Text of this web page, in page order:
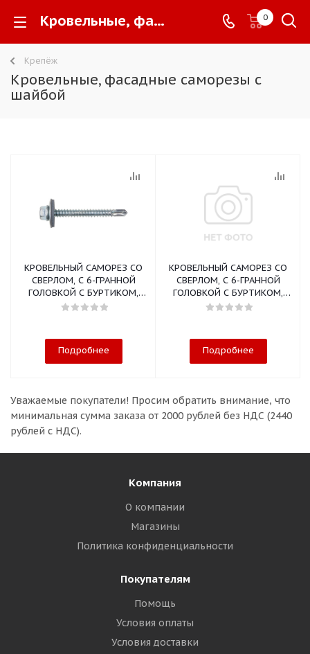
Кровельные, фасадные саморезы с шайбой - 0
Крепёж
Кровельные, фасадные саморезы с
шайбой
КРОВЕЛЬНЫЙ САМОРЕЗ СО
СВЕРЛОМ, С 6-ГРАННОЙ
ГОЛОВКОЙ С БУРТИКОМ,
EPDM ШАЙБА, ЦИНК
Подробнее
КРОВЕЛЬНЫЙ САМОРЕЗ СО
СВЕРЛОМ, С 6-ГРАННОЙ
ГОЛОВКОЙ С БУРТИКОМ,
EPDM ШАЙБА, ЦВЕТ RAL
Подробнее
Уважаемые покупатели! Просим обратить внимание, что
минимальная сумма заказа от 2000 рублей без НДС (2440
рублей с НДС).
Компания
О компании
Магазины
Политика конфиденциальности
Покупателям
Помощь
Условия оплаты
Условия доставки